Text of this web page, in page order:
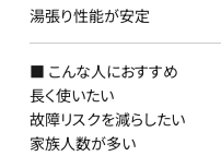
湯張り性能が安定
■ こんな人におすすめ
長く使いたい
故障リスクを減らしたい
家族人数が多い